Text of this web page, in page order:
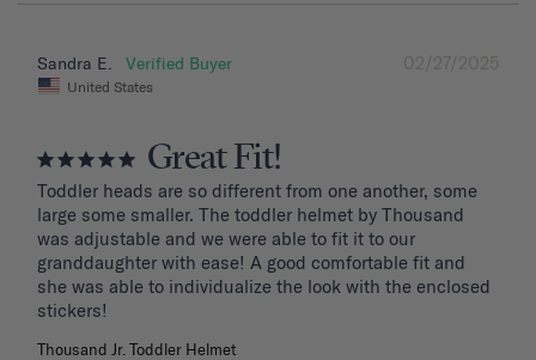
02/27/2025
Sandra E.
United States
Great Fit!
Toddler heads are so different from one another, some
large some smaller. The toddler helmet by Thousand
was adjustable and we were able to fit it to our
granddaughter with ease! A good comfortable fit and
she was able to individualize the look with the enclosed
stickers!
Thousand Jr. Toddler Helmet